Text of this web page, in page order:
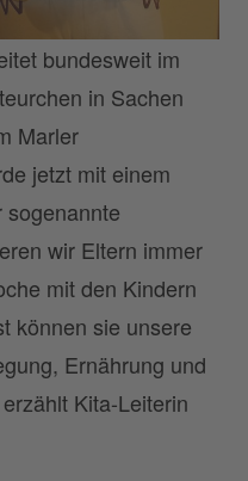
bundesweit im
in Sachen
Marler
jetzt mit einem
sogenannte
wir Eltern immer
mit den Kindern
können sie unsere
Ernährung und
Kita-Leiterin